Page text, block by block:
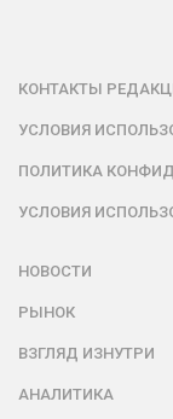
КОНТАКТЫ
УСЛОВИЯ
ПОЛИТИКА
УСЛОВИЯ
НОВОСТИ
РЫНОК
ВЗГЛЯД ИЗНУТРИ
АНАЛИТИКА